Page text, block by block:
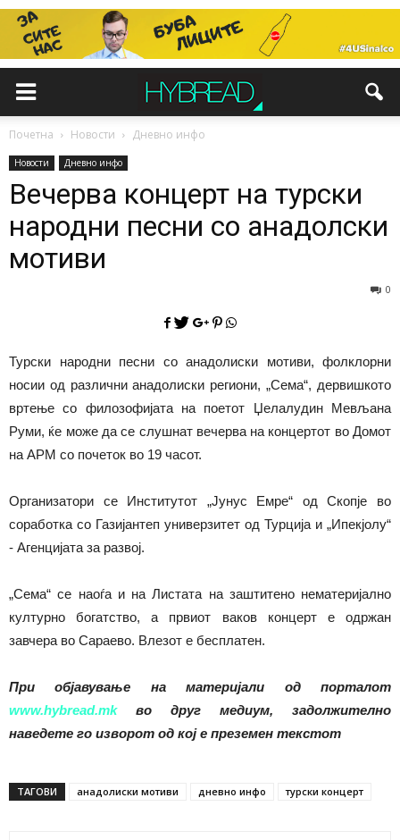
Почетна Новости Дневно инфо
Новости Дневно инфо
Вечерва концерт на турски
народни песни со анадолски
мотиви
0
Турски народни песни со анадолиски мотиви, фолклорни
носии од различни анадолиски региони, „Сема“, дервишкото
вртење со филозофијата на поетот Џелалудин Мевљана
Руми, ќе може да се слушнат вечерва на концертот во Домот
на АРМ со почеток во 19 часот.
Организатори се Институтот „Јунус Емре“ од Скопје во
соработка со Газијантеп универзитет од Турција и „Ипекјолу“
- Агенцијата за развој.
„Сема“ се наоѓа и на Листата на заштитено нематеријално
културно богатство, а првиот ваков концерт е одржан
завчера во Сараево. Влезот е бесплатен.
При објавување на материјали од порталот
www.hybread.mk
во друг медиум, задолжително
наведете го изворот од кој е преземен текстот
ТАГОВИ анадолиски мотиви дневно инфо турски концерт